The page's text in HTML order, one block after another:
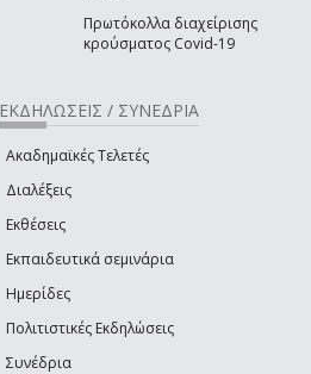
Πρωτόκολλα διαχείρισης
κρούσματος Covid-19
ΕΚΔΗΛΩΣΕΙΣ / ΣΥΝΕΔΡΙΑ
Ακαδημαϊκές Τελετές
Διαλέξεις
Εκθέσεις
Εκπαιδευτικά σεμινάρια
Ημερίδες
Πολιτιστικές Εκδηλώσεις
Συνέδρια